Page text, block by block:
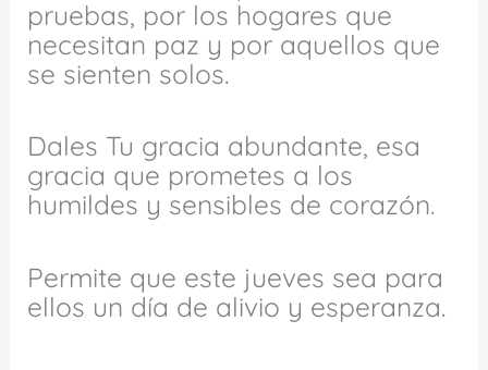
pruebas, por los hogares que
necesitan paz y por aquellos que
se sienten solos.
Dales Tu gracia abundante, esa
gracia que prometes a los
humildes y sensibles de corazón.
Permite que este jueves sea para
ellos un día de alivio y esperanza.